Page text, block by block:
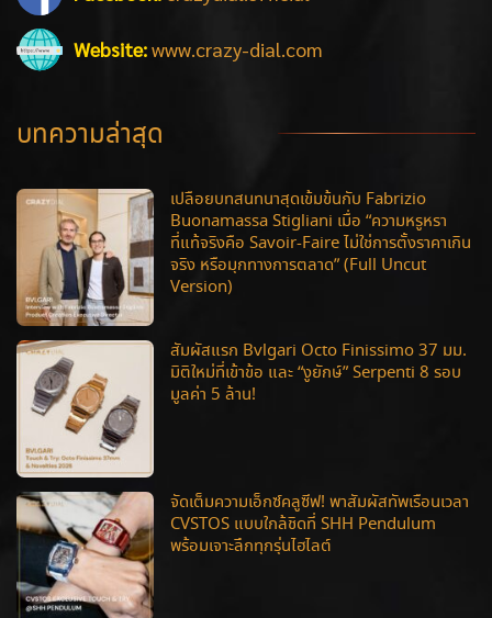
Website:www.crazy-dial.com
บทความล่าสุด
เปลือยบทสนทนาสุดเข้มข้นกับ Fabrizio
Buonamassa Stigliani เมื่อ “ความหรูหรา
ที่แท้จริงคือ Savoir-Faire ไม่ใช่การตั้งราคาเกิน
จริง หรือมุกทางการตลาด” (Full Uncut
Version)
สัมผัสแรก Bvlgari Octo Finissimo 37 มม.
มิติใหม่ที่เข้าข้อ และ “งูยักษ์” Serpenti 8 รอบ
มูลค่า 5 ล้าน!
จัดเต็มความเอ็กซ์คลูซีฟ! พาสัมผัสทัพเรือนเวลา
CVSTOS แบบใกล้ชิดที่ SHH Pendulum
พร้อมเจาะลึกทุกรุ่นไฮไลต์